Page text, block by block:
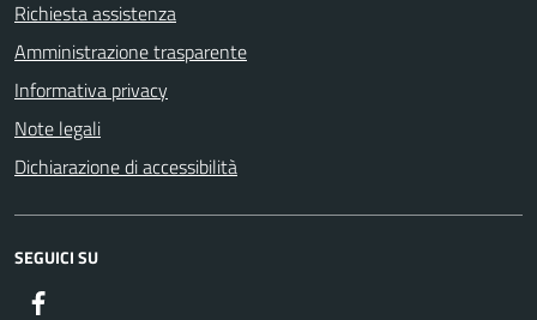
Richiesta assistenza
Amministrazione trasparente
Informativa privacy
Note legali
Dichiarazione di accessibilità
SEGUICI SU